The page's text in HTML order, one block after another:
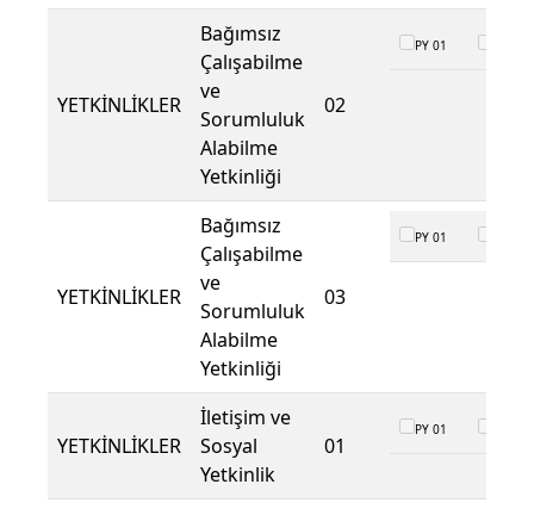
YETKİNLİKLER
Bağımsız
Çalışabilme
ve
Sorumluluk
Alabilme
Yetkinliği
02
PY 01
YETKİNLİKLER
Bağımsız
Çalışabilme
ve
Sorumluluk
Alabilme
Yetkinliği
03
PY 01
YETKİNLİKLER
İletişim ve
Sosyal
Yetkinlik
01
PY 01